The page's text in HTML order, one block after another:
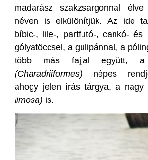
madarász szakzsargonnal élve
néven is elkülönítjük. Az ide
bíbic-, lile-, partfutó-, cankó- és
gólyatöccsel, a gulipánnal, a
több más fajjal együtt, a
(Charadriiformes) népes
ahogy jelen írás tárgya, a nagy
limosa) is.